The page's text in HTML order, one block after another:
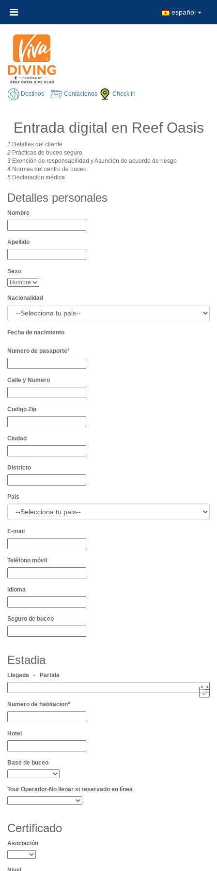
español
Destinos Contáctenos Check In
Entrada digital en Reef Oasis
1 Detalles del cliente
2 Prácticas de buceo seguro
3 Exención de responsabilidad y Asunción de acuerdo de riesgo
4 Normas del centro de buceo
5 Declaración médica
Detalles personales
Nombre
Apellido
Sexo
Nacionalidad
Fecha de nacimiento
Numero de pasaporte*
Calle y Numero
Codigo Zip
Ciudad
Districto
Pais
E-mail
Teléfono móvil
Idioma
Seguro de buceo
Estadia
Llegada - Partida
Numero de habitacion*
Hotel
Base de buceo
Tour Operador-No llenar si reservado en línea
Certificado
Asociación